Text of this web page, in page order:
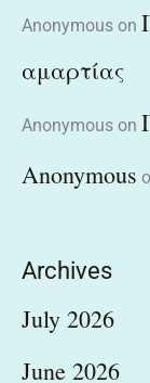
Anonymous on
αμαρτίας
Anonymous on
Anonymous
Archives
July 2026
June 2026